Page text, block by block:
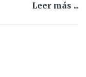
Leer más ...